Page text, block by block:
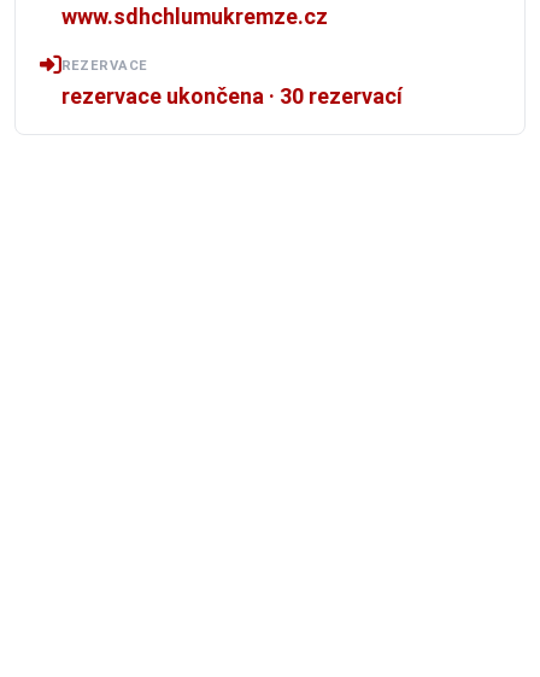
www.sdhchlumukremze.cz
REZERVACE
rezervace ukončena · 30 rezervací